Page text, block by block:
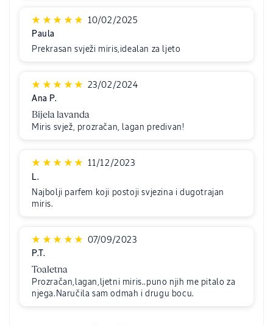
10/02/2025
Paula
Prekrasan svježi miris,idealan za ljeto
23/02/2024
Ana P.
Bijela lavanda
Miris svjež, prozračan, lagan predivan!
11/12/2023
L.
Najbolji parfem koji postoji svjezina i dugotrajan
miris.
07/09/2023
P.T.
Toaletna
Prozračan,lagan,ljetni miris..puno njih me pitalo za
njega.Naručila sam odmah i drugu bocu.